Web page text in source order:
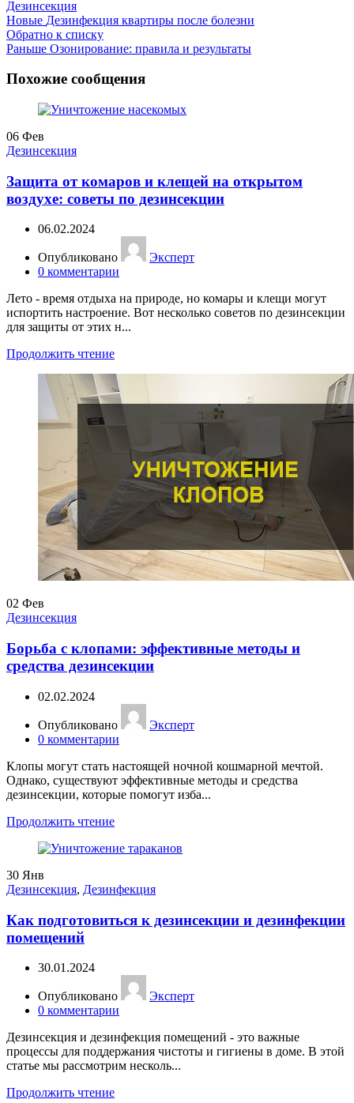
Дезинсекция
Новые Дезинфекция квартиры после болезни
Обратно к списку
Раньше Озонирование: правила и результаты
Похожие сообщения
06 Фев
Дезинсекция
Защита от комаров и клещей на открытом
воздухе: советы по дезинсекции
06.02.2024
Опубликовано
Эксперт
0 комментарии
Лето - время отдыха на природе, но комары и клещи могут
испортить настроение. Вот несколько советов по дезинсекции
для защиты от этих н...
Продолжить чтение
02 Фев
Дезинсекция
Борьба с клопами: эффективные методы и
средства дезинсекции
02.02.2024
Опубликовано
Эксперт
0 комментарии
Клопы могут стать настоящей ночной кошмарной мечтой.
Однако, существуют эффективные методы и средства
дезинсекции, которые помогут изба...
Продолжить чтение
30 Янв
Дезинсекция, Дезинфекция
Как подготовиться к дезинсекции и дезинфекции
помещений
30.01.2024
Опубликовано
Эксперт
0 комментарии
Дезинсекция и дезинфекция помещений - это важные
процессы для поддержания чистоты и гигиены в доме. В этой
статье мы рассмотрим несколь...
Продолжить чтение